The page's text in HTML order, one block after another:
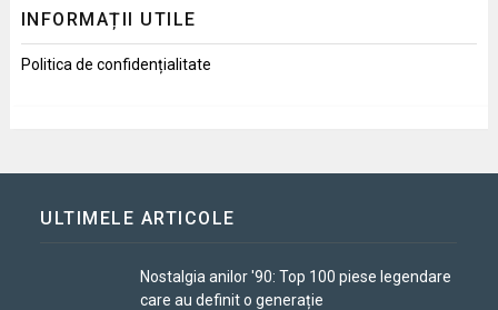
INFORMAȚII UTILE
Politica de confidențialitate
ULTIMELE ARTICOLE
Nostalgia anilor '90: Top 100 piese legendare
care au definit o generație